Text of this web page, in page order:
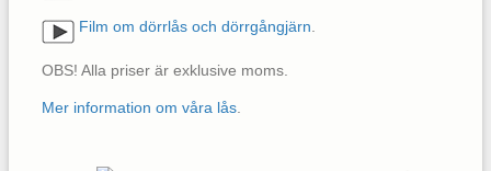
Film om dörrlås och dörrgångjärn
OBS! Alla priser är exklusive moms.
Mer information om våra lås